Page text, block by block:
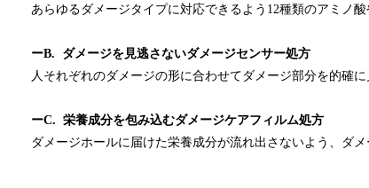
あらゆるダメージタイプに対応できるよう12種類のアミノ
ーB. ダメージを見逃さないダメージセンサー処方
人それぞれのダメージの形に合わせてダメージ部分を的確に
ーC. 栄養成分を包み込むダメージケアフィルム処方
ダメージホールに届けた栄養成分が流れ出さないよう、ダ